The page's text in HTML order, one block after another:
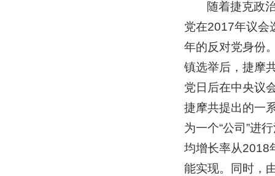
随着捷克政
党在2017年议会
年的反对党身份
镇选举后，捷摩
党日后在中央议
捷摩共提出的一
为一个“公司”进
均增长率从2018
能实现。同时，